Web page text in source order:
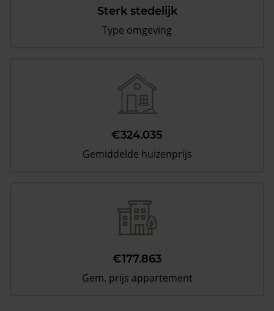
Sterk stedelijk
Type omgeving
€324.035
Gemiddelde huizenprijs
€177.863
Gem. prijs appartement